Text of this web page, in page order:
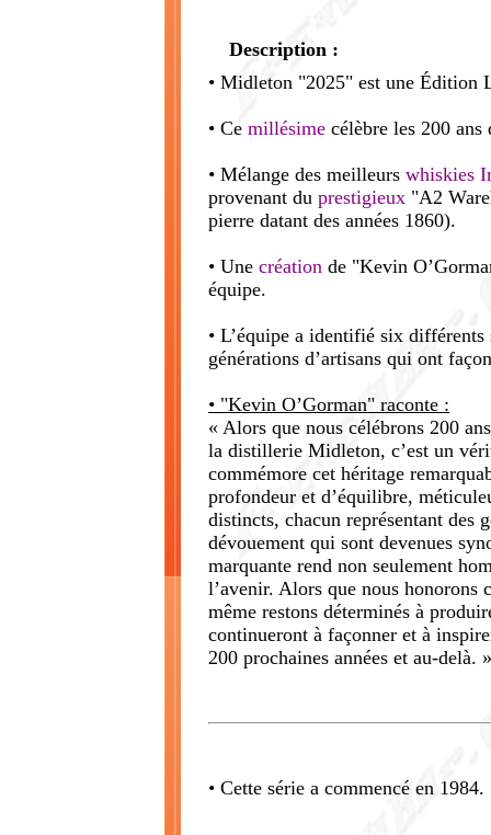
Description :
• Midleton "2025" est une Édition
• Ce millésime célèbre les 200
• Mélange des meilleurs whiskies
provenant du prestigieux "A2
pierre datant des années 1860).
• Une création de "Kevin
équipe.
• L’équipe a identifié six
générations d’artisans qui ont
• "Kevin O’Gorman" raconte :
« Alors que nous célébrons 200
la distillerie Midleton, c’est un
commémore cet héritage
profondeur et d’équilibre,
distincts, chacun représentant des
dévouement qui sont devenues
marquante rend non seulement
l’avenir. Alors que nous honorons
même restons déterminés à
continueront à façonner et à
200 prochaines années et au-delà. »
• Cette série a commencé en 1984.